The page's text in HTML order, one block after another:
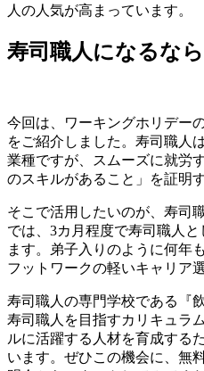
人の人気が高まっています。
寿司職人になるな
今回は、ワーキングホリデー
をご紹介しました。寿司職人
業種ですが、スムーズに就労
のスキルがあること」を証明
そこで活用したいのが、寿司
では、3カ月程度で寿司職人
ます。弟子入りのように何年
フットワークの軽いキャリア
寿司職人の専門学校である『
寿司職人を目指すカリキュラ
ルに活躍する人材を育成する
います。ぜひこの機会に、無